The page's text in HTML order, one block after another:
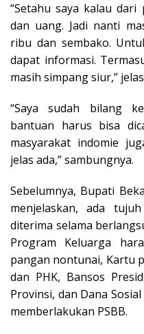
“Setahu saya kalau
dan uang. Jadi nanti
ribu dan sembako.
dapat informasi.
masih simpang siur,”
“Saya sudah bilang
bantuan harus bisa
masyarakat indomie
jelas ada,” sambungnya.
Sebelumnya, Bupati
menjelaskan, ada
diterima selama
Program Keluarga
pangan nontunai, Kartu
dan PHK, Bansos
Provinsi, dan Dana
memberlakukan PSBB.